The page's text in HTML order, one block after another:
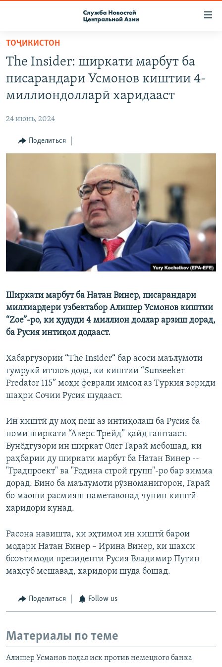
Вернуться
основному
содержанию
Вернутся
главной
Вернутся
О ПРОЕКТЕ
КОНТАКТЫ
НАСТОЯЩЕЕ ВРЕМЯ
МИГРАНТ МЕДИА
ТОҶИКИСТОН
The Insider: ширкати марбут ба
писарандари Усмонов киштии 4-
миллиондолларӣ харидааст
24 июнь, 2024
Поделиться
Ширкати марбут ба Натан Винер, писарандари
миллиардери узбектабор Алишер Усмонов киштии
“Zoe”-ро, ки ҳудуди 4 миллион доллар арзиш дорад,
ба Русия интиқол додааст.
Хабаргузории “The Insider“ бар асоси маълумоти
гумрукӣ иттлоъ дода, ки киштии “Sunseeker
Predator 115” моҳи феврали имсол аз Туркия вориди
шаҳри Сочии Русия шудааст.
Ин киштӣ ду моҳ пеш аз интиқолаш ба Русия ба
номи ширкати “Аверс Трейд” қайд гаштааст.
Бунёдгузори ин ширкат Олег Гарай мебошад, ки
раҳбарии ду ширкати марбут ба Натан Винер --
"Градпроект" ва "Родина строй групп"-ро бар зимма
дорад. Бино ба маълумоти рӯзноманигорон, Гарай
бо маоши расмияш наметавонад чунин киштӣ
харидорӣ кунад.
Расона навишта, ки эҳтимол ин киштӣ барои
модари Натан Винер – Ирина Винер, ки шахси
боэътимоди президенти Русия Владимир Путин
маҳсуб мешавад, харидорӣ шуда бошад.
Поделиться Follow us
Материалы по теме
Алишер Усманов подал иск против немецкого банка